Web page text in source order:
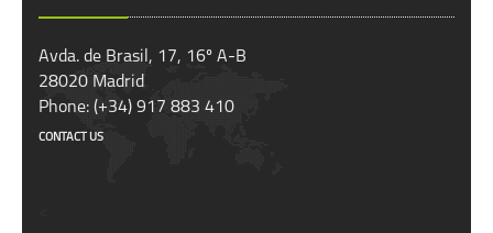
Avda. de Brasil, 17, 16º A-B
28020 Madrid
Phone: (+34) 917 883 410
CONTACT US